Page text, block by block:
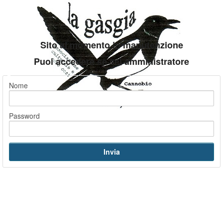
Sito al momento in manutenzione
Puoi accedere se sei amministratore
Nome
Password